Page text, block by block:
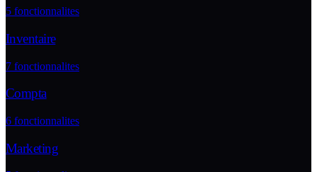
5 fonctionnalites
Inventaire
7 fonctionnalites
Compta
6 fonctionnalites
Marketing